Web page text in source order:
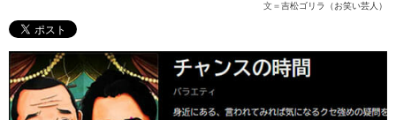
文＝吉松ゴリラ（お笑い芸人）